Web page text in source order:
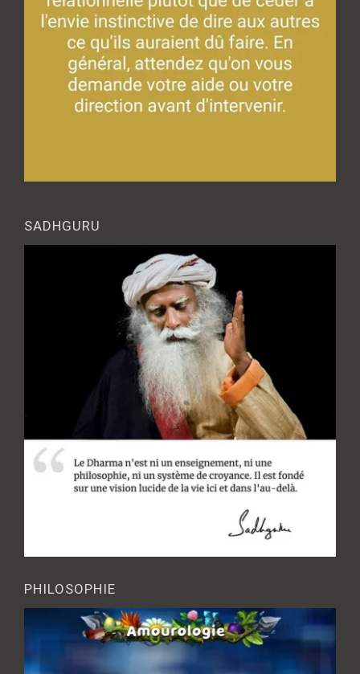
SADHGURU
PHILOSOPHIE